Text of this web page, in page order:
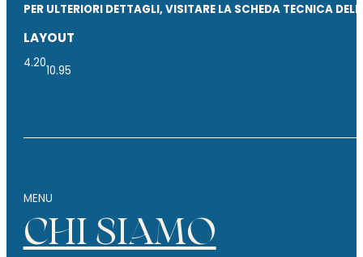
PER ULTERIORI DETTAGLI, VISITARE LA SCHEDA TECNICA
LAYOUT
4.20
10.95
MENU
CHI SIAMO